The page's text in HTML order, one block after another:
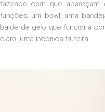
fazendo com que apareçam
funções; um bowl , uma
balde de gelo que funciona
claro, uma incônica fruteira